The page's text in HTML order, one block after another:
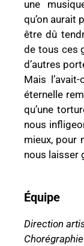
une
qu’on aurait
être dû
de tous ces
d’autres
Mais
éternelle
qu’une
nous
mieux, pour
nous laisser
Équipe
Direction
Chorégraphie